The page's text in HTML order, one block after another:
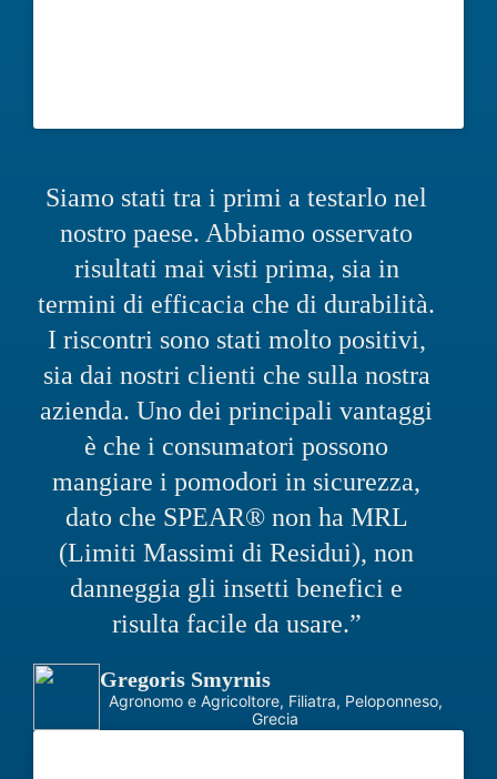
Siamo stati tra i primi a testarlo nel
nostro paese. Abbiamo osservato
risultati mai visti prima, sia in
termini di efficacia che di durabilità.
I riscontri sono stati molto positivi,
sia dai nostri clienti che sulla nostra
azienda. Uno dei principali vantaggi
è che i consumatori possono
mangiare i pomodori in sicurezza,
dato che SPEAR® non ha MRL
(Limiti Massimi di Residui), non
danneggia gli insetti benefici e
risulta facile da usare.”
Gregoris Smyrnis
Agronomo e Agricoltore, Filiatra, Peloponneso,
Grecia